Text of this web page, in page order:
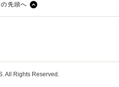
先頭へ
All Rights Reserved.